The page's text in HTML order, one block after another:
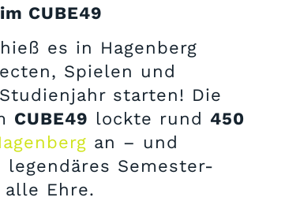
CUBE49
es in Hagenberg
Spielen und
starten! Die
CUBE49 lockte rund 450
an – und
Semester-
Ehre.